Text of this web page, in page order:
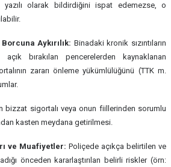
yazılı olarak bildirdiğini ispat edemezse, o
Aykırılık: Binadaki kronik sızıntıların
açık bırakılan pencerelerden kaynaklanan
zararı önleme yükümlülüğünü (TTK m.
bizzat sigortalı veya onun fiillerinden sorumlu
kasten meydana getirilmesi.
ve Muafiyetler: Poliçede açıkça belirtilen ve
önceden kararlaştırılan belirli riskler (örn: